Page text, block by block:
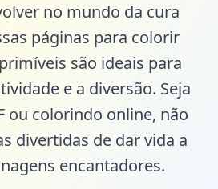
no mundo da cura
páginas para colorir
são ideais para
e a diversão. Seja
ou colorindo online, não
divertidas de dar vida a
encantadores.